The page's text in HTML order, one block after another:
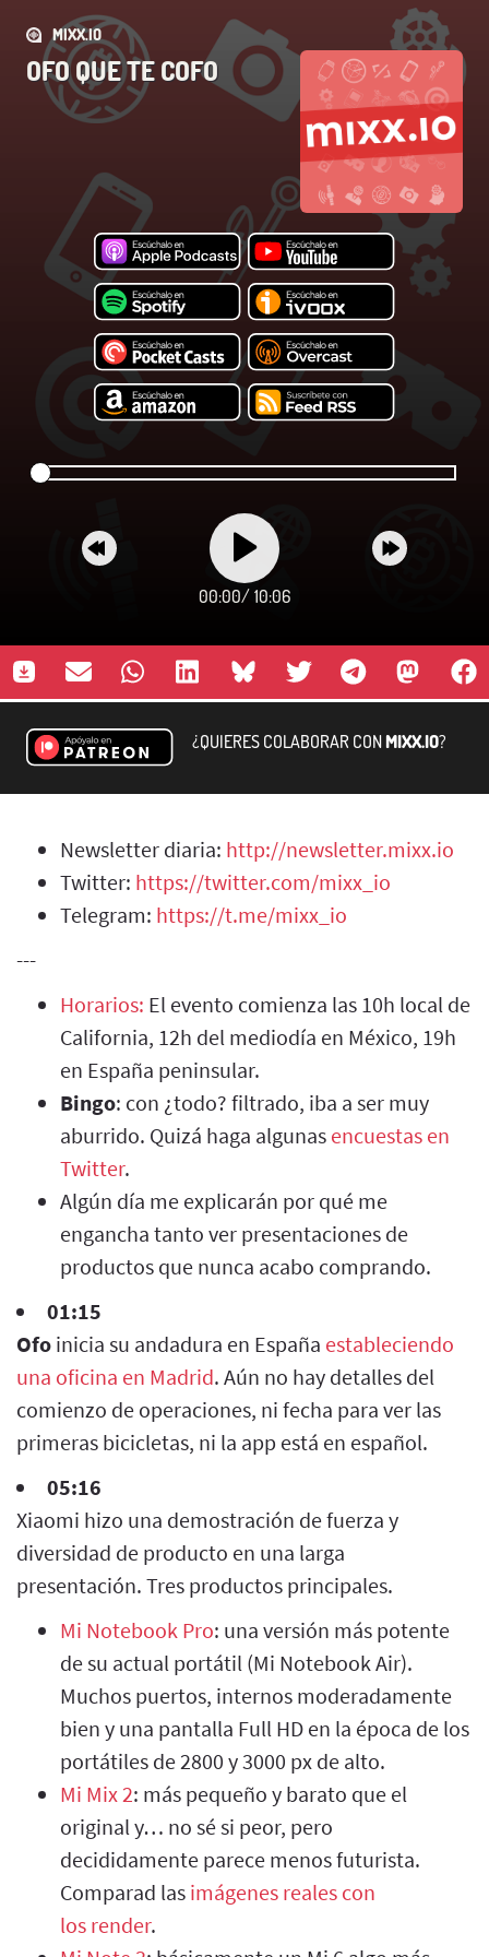
MIXX.IO
OFO QUE TE COFO
00:00/ 10:06
¿QUIERES COLABORAR CONMIXX.IO?
Newsletter diaria: http://newsletter.mixx.io
Twitter: https://twitter.com/mixx_io
Telegram: https://t.me/mixx_io
---
Horarios: El evento comienza las 10h local de
California, 12h del mediodía en México, 19h
en España peninsular.
Bingo: con ¿todo? filtrado, iba a ser muy
aburrido. Quizá haga algunas encuestas en
Twitter.
Algún día me explicarán por qué me
engancha tanto ver presentaciones de
productos que nunca acabo comprando.
01:15
Ofo inicia su andadura en España estableciendo
una oficina en Madrid. Aún no hay detalles del
comienzo de operaciones, ni fecha para ver las
primeras bicicletas, ni la app está en español.
05:16
Xiaomi hizo una demostración de fuerza y
diversidad de producto en una larga
presentación. Tres productos principales.
Mi Notebook Pro: una versión más potente
de su actual portátil (Mi Notebook Air).
Muchos puertos, internos moderadamente
bien y una pantalla Full HD en la época de los
portátiles de 2800 y 3000 px de alto.
Mi Mix 2: más pequeño y barato que el
original y… no sé si peor, pero
decididamente parece menos futurista.
Comparad las imágenes reales con
los render.